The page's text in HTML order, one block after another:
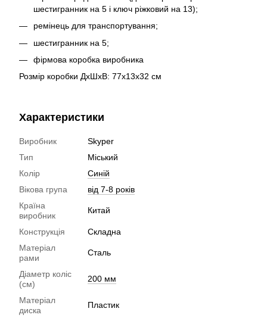
шестигранник на 5 і ключ ріжковий на 13);
ремінець для транспортування;
шестигранник на 5;
фірмова коробка виробника
Розмір коробки ДхШхВ: 77х13х32 см
Характеристики
Виробник
Skyper
Тип
Міський
Колір
Синій
Вікова група
від 7-8 років
Країна
виробник
Китай
Конструкція
Складна
Матеріал
рами
Сталь
Діаметр коліс
(см)
200 мм
Матеріал
диска
Пластик